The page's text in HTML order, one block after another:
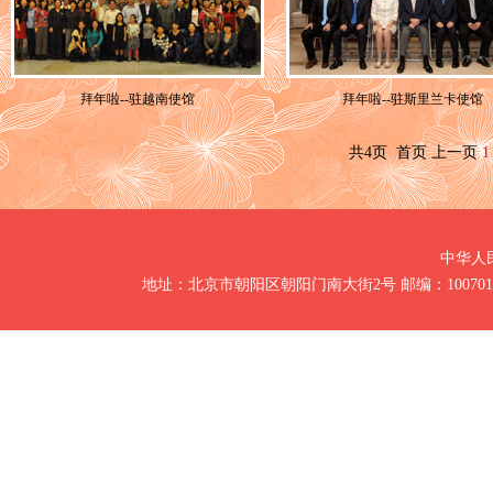
拜年啦--驻越南使馆 拜年啦--驻斯里兰卡使馆
共4页 首页 上一页1
中华人
地址：北京市朝阳区朝阳门南大街2号 邮编：